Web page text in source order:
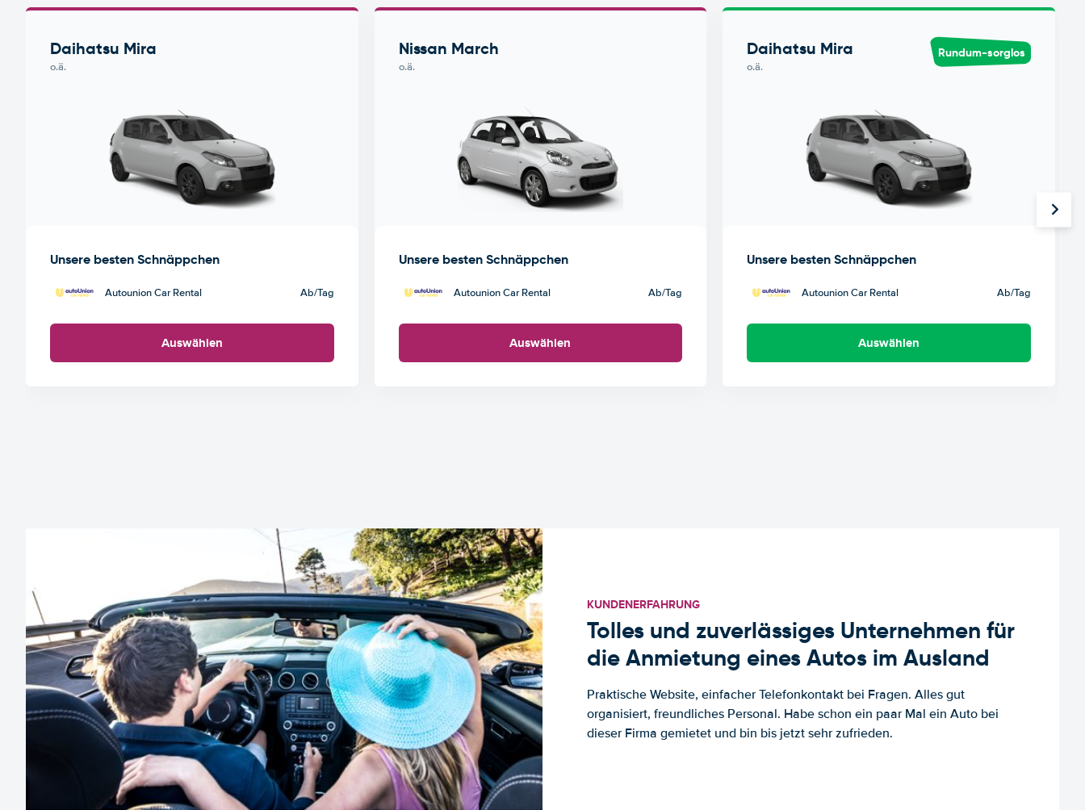
Daihatsu Mira
o.ä.
Unsere besten Schnäppchen
Autounion Car Rental Ab/Tag
Auswählen
Nissan March
o.ä.
Unsere besten Schnäppchen
Autounion Car Rental Ab/Tag
Auswählen
Daihatsu Mira
o.ä.
Rundum-sorglos
Unsere besten Schnäppchen
Autounion Car Rental Ab/Tag
Auswählen
KUNDENERFAHRUNG
Tolles und zuverlässiges Unternehmen für
die Anmietung eines Autos im Ausland
Praktische Website, einfacher Telefonkontakt bei Fragen. Alles gut
organisiert, freundliches Personal. Habe schon ein paar Mal ein Auto bei
dieser Firma gemietet und bin bis jetzt sehr zufrieden.